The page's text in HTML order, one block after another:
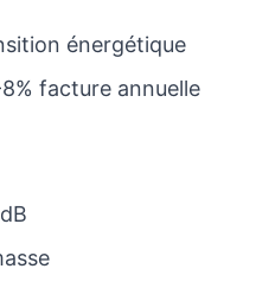
énergétique
facture annuelle